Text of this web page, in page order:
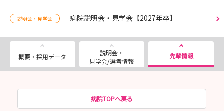
説明会・見学会 病院説明会・見学会【2027年卒】
概要・採用データ
説明会・
見学会/選考情報
先輩情報
病院TOPへ戻る